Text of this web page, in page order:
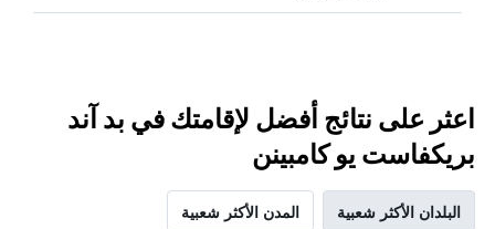
اعثر على نتائج أفضل لإقامتك في بد آند
بريكفاست يو كامبينن
البلدان الأكثر شعبية المدن الأكثر شعبية